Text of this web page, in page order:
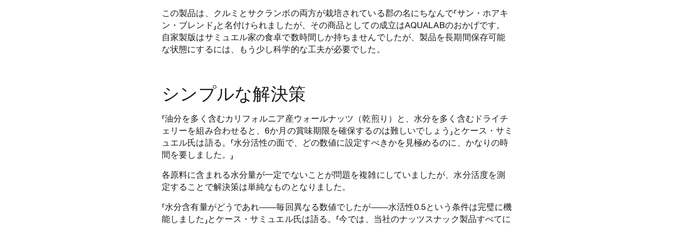
この製品は、クルミとサクランボの両方が栽培されている郡の名にちなんで「サン・ホアキ
ン・ブレンド」と名付けられましたが、その商品としての成立はAQUALABのおかげです。
自家製版はサミュエル家の食卓で数時間しか持ちませんでしたが、製品を長期間保存可能
な状態にするには、もう少し科学的な工夫が必要でした。
シンプルな解決策
「油分を多く含むカリフォルニア産ウォールナッツ（乾煎り）と、水分を多く含むドライチ
ェリーを組み合わせると、6か月の賞味期限を確保するのは難しいでしょう」とケース・サミ
ュエル氏は語る。「水分活性の面で、どの数値に設定すべきかを見極めるのに、かなりの時
間を要しました。」
各原料に含まれる水分量が一定でないことが問題を複雑にしていましたが、水分活度を測
定することで解決策は単純なものとなりました。
「水分含有量がどうであれ――毎回異なる数値でしたが――水活性0.5という条件は完璧に機
能しました」とケース・サミュエル氏は語る。「今では、当社のナッツスナック製品すべてに